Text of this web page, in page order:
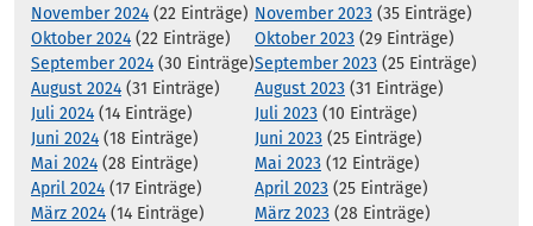
November 2024 (22 Einträge)
Oktober 2024 (22 Einträge)
September 2024 (30 Einträge)
August 2024 (31 Einträge)
Juli 2024 (14 Einträge)
Juni 2024 (18 Einträge)
Mai 2024 (28 Einträge)
April 2024 (17 Einträge)
März 2024 (14 Einträge)
November 2023 (35 Einträge)
Oktober 2023 (29 Einträge)
September 2023 (25 Einträge)
August 2023 (31 Einträge)
Juli 2023 (10 Einträge)
Juni 2023 (25 Einträge)
Mai 2023 (12 Einträge)
April 2023 (25 Einträge)
März 2023 (28 Einträge)